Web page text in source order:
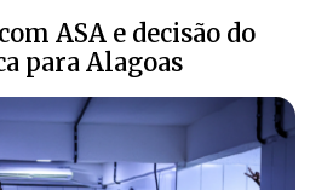
ASA e decisão do
para Alagoas